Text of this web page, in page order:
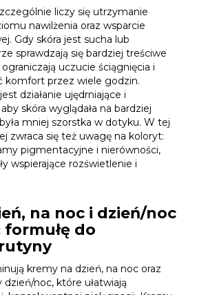
liczy się utrzymanie
nawilżenia oraz wsparcie
Gdy skóra jest sucha lub
sprawdzają się bardziej treściwe
uczucie ściągnięcia i
komfort przez wiele godzin.
działanie ujędrniające i
skóra wyglądała na bardziej
mniej szorstka w dotyku. W tej
zwraca się też uwagę na koloryt:
pigmentacyjne i nierówności,
wspierające rozświetlenie i
na noc i dzień/noc
do
kremy na dzień, na noc oraz
noc, które ułatwiają